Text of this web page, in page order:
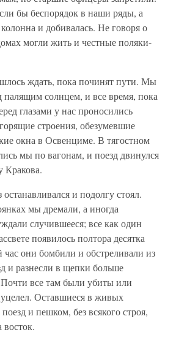
бы беспорядок в наши ряды, а
и добивалась. Не говоря о
могли жить и честные поляки-
ждать, пока починят пути. Мы
палящим солнцем, и все время, пока
глазами у нас проносились
строения, обезумевшие
окна в Освенциме. В тягостном
мы по вагонам, и поезд двинулся
Кракова.
и подолгу стоял.
мы дремали, а иногда
случившееся; все как один
появилось полтора десятка
час они бомбили и обстреливали из
и разнесли в щепки больше
все там были убиты или
Оставшиеся в живых
и пешком, без всякого строя,